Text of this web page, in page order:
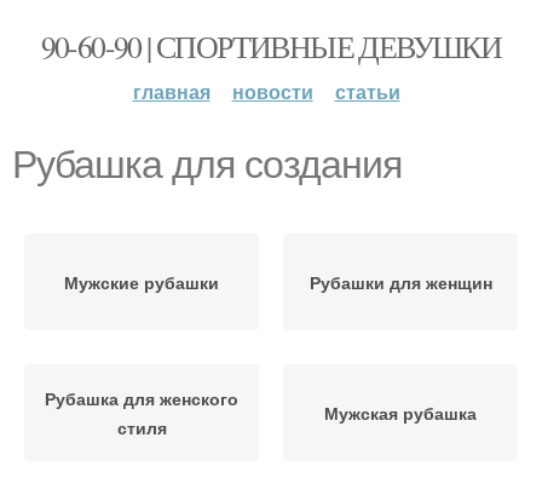
90-60-90 | СПОРТИВНЫЕ ДЕВУШКИ
главная новости статьи
Рубашка для создания
Мужские рубашки Рубашки для женщин
Рубашка для женского
стиля
Мужская рубашка